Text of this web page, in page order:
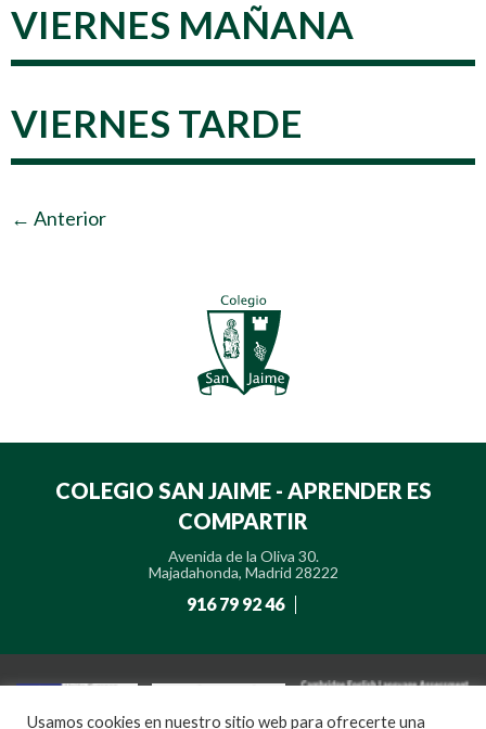
VIERNES MAÑANA
VIERNES TARDE
← Anterior
COLEGIO SAN JAIME - APRENDER ES
COMPARTIR
Avenida de la Oliva 30.
Majadahonda, Madrid 28222
916 79 92 46
Usamos cookies en nuestro sitio web para ofrecerte una